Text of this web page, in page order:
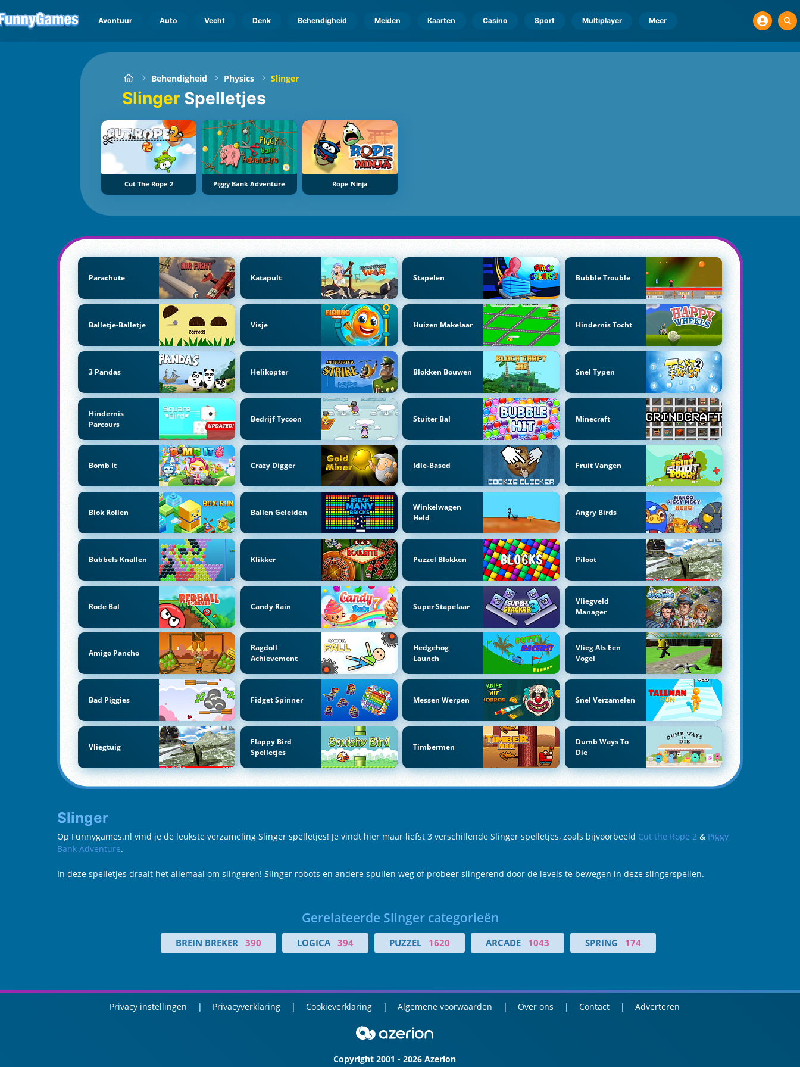
Avontuur Auto Vecht Denk Behendigheid Meiden Kaarten Casino Sport Multiplayer Meer
Behendigheid Physics Slinger
Slinger Spelletjes
Cut The Rope 2 Piggy Bank Adventure Rope Ninja
Parachute Katapult Stapelen Bubble Trouble
Balletje-Balletje Visje Huizen Makelaar Hindernis Tocht
3 Pandas Helikopter Blokken Bouwen Snel Typen
Hindernis
Parcours
Bedrijf Tycoon Stuiter Bal Minecraft
Bomb It Crazy Digger Idle-Based Fruit Vangen
Blok Rollen Ballen Geleiden
Winkelwagen
Held
Angry Birds
Bubbels Knallen Klikker Puzzel Blokken Piloot
Rode Bal Candy Rain Super Stapelaar
Vliegveld
Manager
Amigo Pancho
Ragdoll
Achievement
Hedgehog
Launch
Vlieg Als Een
Vogel
Bad Piggies Fidget Spinner Messen Werpen Snel Verzamelen
Vliegtuig
Flappy Bird
Spelletjes
Timbermen
Dumb Ways To
Die
Slinger
Op Funnygames.nl vind je de leukste verzameling Slinger spelletjes! Je vindt hier maar liefst 3 verschillende Slinger spelletjes, zoals bijvoorbeeld Cut the Rope 2 & Piggy
Bank Adventure.
In deze spelletjes draait het allemaal om slingeren! Slinger robots en andere spullen weg of probeer slingerend door de levels te bewegen in deze slingerspellen.
Gerelateerde Slinger categorieën
BREIN BREKER 390 LOGICA 394 PUZZEL 1620 ARCADE 1043 SPRING 174
Privacy instellingen Privacyverklaring Cookieverklaring Algemene voorwaarden Over ons Contact Adverteren
Copyright 2001 - 2026 Azerion